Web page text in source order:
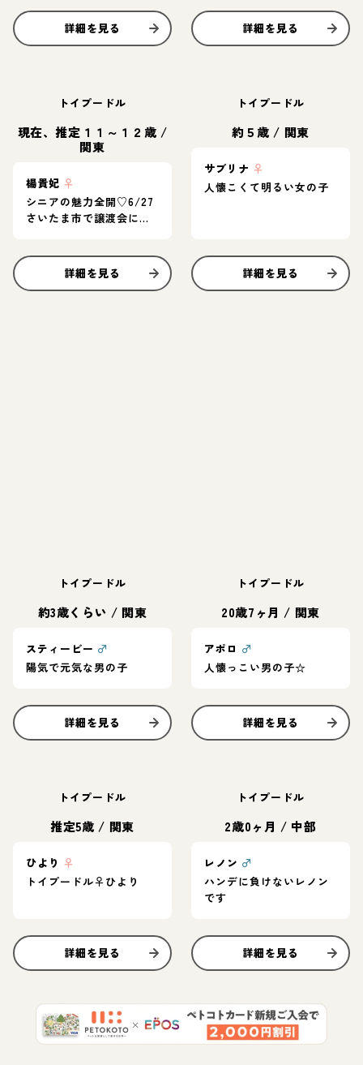
詳細を見る 詳細を見る
トイプードル
現在、推定１１～１２歳 /
関東
楊貴妃 ♀
シニアの魅力全開♡6/27
さいたま市で譲渡会に参
詳細を見る
トイプードル
約５歳 / 関東
サブリナ ♀
人懐こくて明るい女の子
詳細を見る
トイプードル
約3歳くらい / 関東
スティービー ♂
陽気で元気な男の子
詳細を見る
トイプードル
20歳7ヶ月 / 関東
アポロ ♂
人懐っこい男の子☆
詳細を見る
トイプードル
推定5歳 / 関東
ひより ♀
トイプードル♀ひより
詳細を見る
トイプードル
2歳0ヶ月 / 中部
レノン ♂
ハンデに負けないレノン
です
詳細を見る